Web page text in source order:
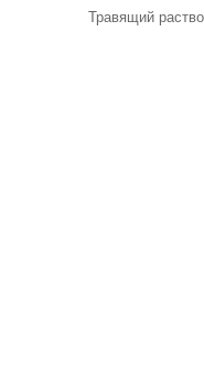
Травящий